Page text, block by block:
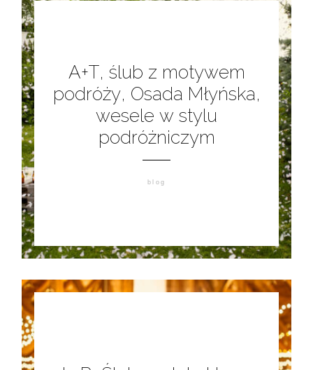
A+T, ślub z motywem
podróży, Osada Młyńska,
wesele w stylu
podróżniczym
blog